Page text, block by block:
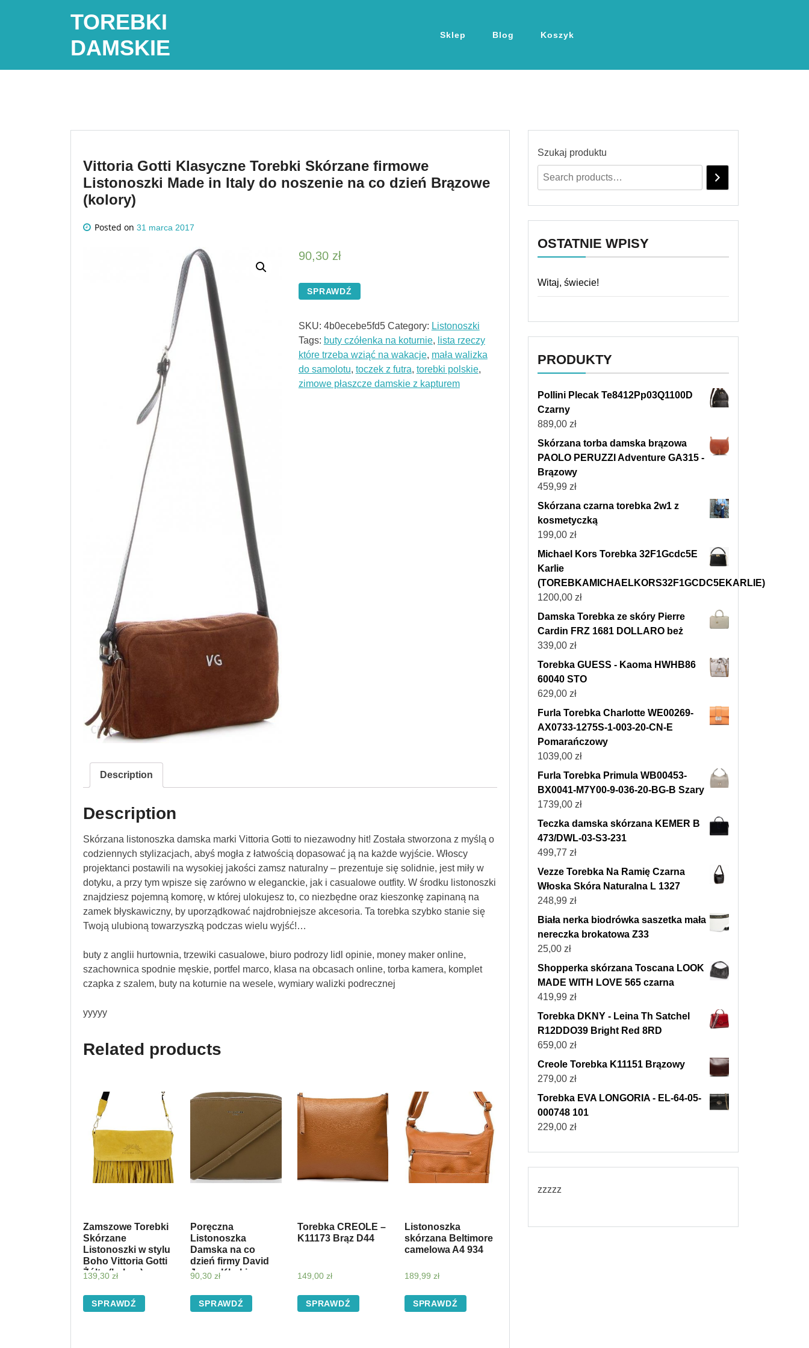
TOREBKI
DAMSKIE
Sklep Blog Koszyk
Vittoria Gotti Klasyczne Torebki Skórzane firmowe
Listonoszki Made in Italy do noszenie na co dzień Brązowe
(kolory)
Posted on 31 marca 2017
90,30 zł
SPRAWDŹ
SKU: 4b0ecebe5fd5 Category: Listonoszki
Tags: buty czółenka na koturnie, lista rzeczy
które trzeba wziąć na wakacje, mała walizka
do samolotu, toczek z futra, torebki polskie,
zimowe płaszcze damskie z kapturem
Description
Description
Skórzana listonoszka damska marki Vittoria Gotti to niezawodny hit! Została stworzona z myślą o
codziennych stylizacjach, abyś mogła z łatwością dopasować ją na każde wyjście. Włoscy
projektanci postawili na wysokiej jakości zamsz naturalny – prezentuje się solidnie, jest miły w
dotyku, a przy tym wpisze się zarówno w eleganckie, jak i casualowe outfity. W środku listonoszki
znajdziesz pojemną komorę, w której ulokujesz to, co niezbędne oraz kieszonkę zapinaną na
zamek błyskawiczny, by uporządkować najdrobniejsze akcesoria. Ta torebka szybko stanie się
Twoją ulubioną towarzyszką podczas wielu wyjść!…
buty z anglii hurtownia, trzewiki casualowe, biuro podrozy lidl opinie, money maker online,
szachownica spodnie męskie, portfel marco, klasa na obcasach online, torba kamera, komplet
czapka z szalem, buty na koturnie na wesele, wymiary walizki podrecznej
yyyyy
Related products
Zamszowe Torebki
Skórzane
Listonoszki w stylu
Boho Vittoria Gotti
Żółta (kolory)
139,30 zł
SPRAWDŹ
Poręczna
Listonoszka
Damska na co
dzień firmy David
Jones Khaki
90,30 zł
SPRAWDŹ
Torebka CREOLE –
K11173 Brąz D44
149,00 zł
SPRAWDŹ
Listonoszka
skórzana Beltimore
camelowa A4 934
189,99 zł
SPRAWDŹ
Szukaj produktu
OSTATNIE WPISY
Witaj, świecie!
PRODUKTY
Pollini Plecak Te8412Pp03Q1100D
Czarny
889,00 zł
Skórzana torba damska brązowa
PAOLO PERUZZI Adventure GA315 -
Brązowy
459,99 zł
Skórzana czarna torebka 2w1 z
kosmetyczką
199,00 zł
Michael Kors Torebka 32F1Gcdc5E
Karlie
(TOREBKAMICHAELKORS32F1GCDC5EKARLIE)
1200,00 zł
Damska Torebka ze skóry Pierre
Cardin FRZ 1681 DOLLARO beż
339,00 zł
Torebka GUESS - Kaoma HWHB86
60040 STO
629,00 zł
Furla Torebka Charlotte WE00269-
AX0733-1275S-1-003-20-CN-E
Pomarańczowy
1039,00 zł
Furla Torebka Primula WB00453-
BX0041-M7Y00-9-036-20-BG-B Szary
1739,00 zł
Teczka damska skórzana KEMER B
473/DWL-03-S3-231
499,77 zł
Vezze Torebka Na Ramię Czarna
Włoska Skóra Naturalna L 1327
248,99 zł
Biała nerka biodrówka saszetka mała
nereczka brokatowa Z33
25,00 zł
Shopperka skórzana Toscana LOOK
MADE WITH LOVE 565 czarna
419,99 zł
Torebka DKNY - Leina Th Satchel
R12DDO39 Bright Red 8RD
659,00 zł
Creole Torebka K11151 Brązowy
279,00 zł
Torebka EVA LONGORIA - EL-64-05-
000748 101
229,00 zł
zzzzz